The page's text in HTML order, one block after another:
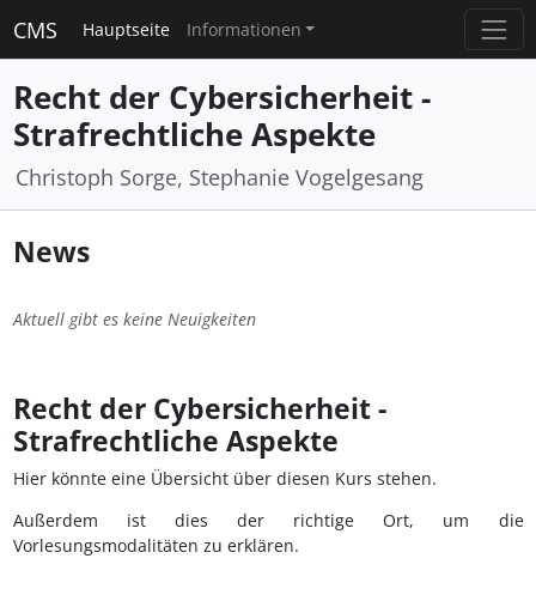
CMS Hauptseite Informationen
Recht der Cybersicherheit -
Strafrechtliche Aspekte
Christoph Sorge, Stephanie Vogelgesang
News
Aktuell gibt es keine Neuigkeiten
Recht der Cybersicherheit -
Strafrechtliche Aspekte
Hier könnte eine Übersicht über diesen Kurs stehen.
Außerdem ist dies der richtige Ort, um die
Vorlesungsmodalitäten zu erklären.